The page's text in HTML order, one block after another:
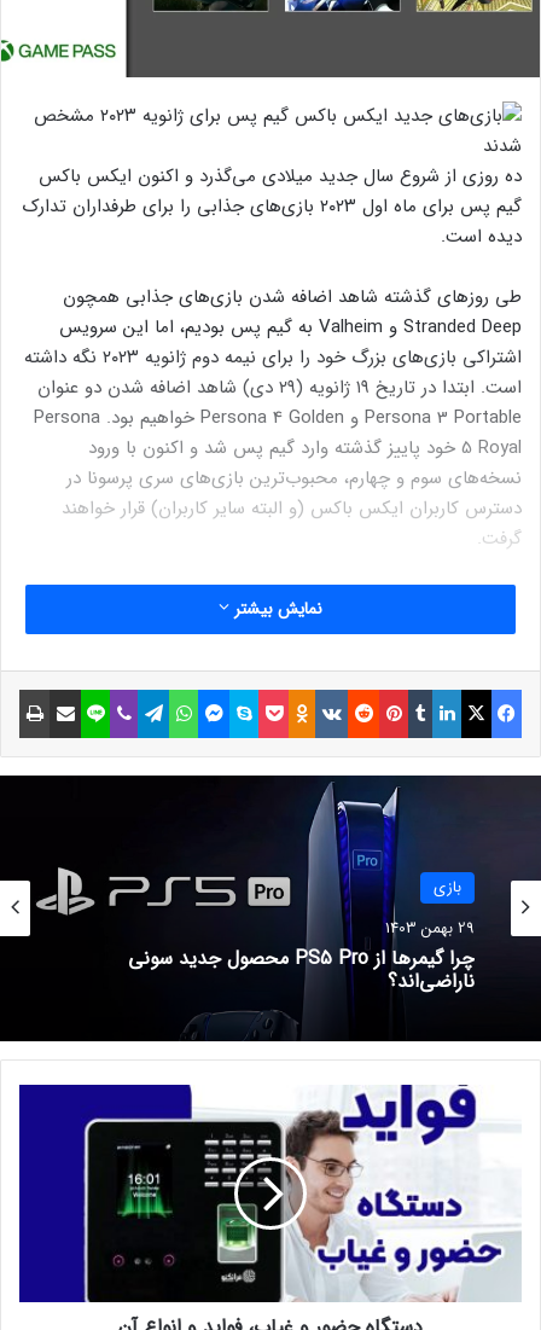
ده روزی از شروع سال جدید میلادی می‌گذرد و اکنون ایکس باکس
گیم پس برای ماه اول ۲۰۲۳ بازی‌های جذابی را برای طرفداران تدارک
دیده است.
طی روزهای گذشته شاهد اضافه شدن بازی‌های جذابی همچون
Stranded Deep و Valheim به گیم پس بودیم، اما این سرویس
اشتراکی بازی‌های بزرگ خود را برای نیمه دوم ژانویه ۲۰۲۳ نگه داشته
است. ابتدا در تاریخ ۱۹ ژانویه (۲۹ دی) شاهد اضافه شدن دو عنوان
Persona 3 Portable و Persona 4 Golden خواهیم بود. Persona
5 Royal خود پاییز گذشته وارد گیم پس شد و اکنون با ورود
نسخه‌های سوم و چهارم، محبوب‌ترین بازی‌های سری پرسونا در
دسترس کاربران ایکس باکس (و البته سایر کاربران) قرار خواهند
گرفت.
بررسی بازی The Tale of Bistun
زندگی
تنها یک روز بعد از این دو بازی JRPG، یعنی در تاریخ ۲۰ ژانویه (۳۰
دی)، Monster Hunter: Rise در اختیار کاربران گیم پس قرار خواهد
گرفت. جدیدترین نسخه مانستر هانتر ابتدا برای نینتندو سوییچ و
سپس رایانه‌های شخصی منتشر شد و اکنون کاربران پلی استیشن و
ایکس باکس نیز می‌توانند آن را برای خود تجربه کنند. لازم به ذکر
است که این نسخه از Monster Hunter: Rise در حال حاضر شامل
اکسپنشن Sunbreak نمی‌شود و این بسته الحاقی در بهار ۲۰۲۳ راهی
این پلتفرم‌ها خواهد شد.
نوشته های مشابه
قیمت تیغه کرکره برقی اراک
20 بهمن 1401
هر آنچه باید درباره کشور فرانسه
بدانید!
19 دی 1401
نمایش بیشتر
فیسبوک ایکس لینکداین تامبلر پینتریست Reddit
VKontakte
Odnoklassniki پاکت اسکایپ مسنجر واتس آپ تلگرام وایبر لاین اشتراک گذاری با ایمیل
بازی
29 بهمن 1403
چرا گیمرها از PS5 Pro محصول جدید سونی
ناراضی‌اند؟
ه
و